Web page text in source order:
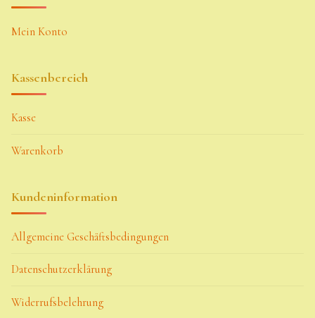
Mein Konto
Kassenbereich
Kasse
Warenkorb
Kundeninformation
Allgemeine Geschäftsbedingungen
Datenschutzerklärung
Widerrufsbelehrung